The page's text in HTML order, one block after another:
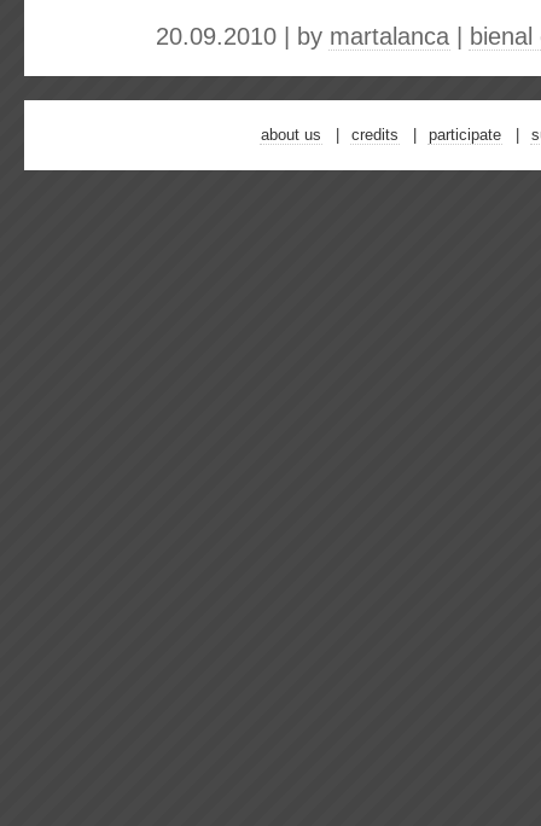
20.09.2010 | by martalanca | bienal
about us credits participate